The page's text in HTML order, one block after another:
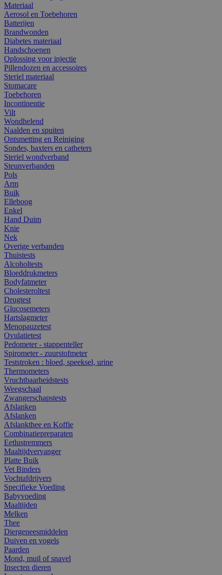
Materiaal
Aerosol en Toebehoren
Batterijen
Brandwonden
Diabetes materiaal
Handschoenen
Oplossing voor injectie
Pillendozen en accessoires
Steriel materiaal
Stomacare
Toebehoren
Incontinentie
Vilt
Wondhelend
Naalden en spuiten
Ontsmetting en Reiniging
Sondes, baxters en catheters
Steriel wondverband
Steunverbanden
Pols
Arm
Buik
Elleboog
Enkel
Hand Duim
Knie
Nek
Overige verbanden
Thuistests
Alcoholtests
Bloeddrukmeters
Bodyfatmeter
Cholesteroltest
Drugtest
Glucosemeters
Hartslagmeter
Menopauzetest
Ovulatietest
Pedometer - stappenteller
Spirometer - zuurstofmeter
Teststroken : bloed, speeksel, urine
Thermometers
Vruchtbaarheidstests
Weegschaal
Zwangerschapstests
Afslanken
Afslanken
Afslankthee en Koffie
Combinatiepreparaten
Eetlustremmers
Maaltijdvervanger
Platte Buik
Vet Binders
Vochtafdrijvers
Specifieke Voeding
Babyvoeding
Maaltijden
Melken
Thee
Diergeneesmiddelen
Duiven en vogels
Paarden
Mond, muil of snavel
Insecten dieren